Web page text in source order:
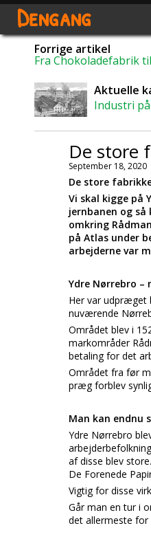
Dengang
Forrige artikel
Fra Chokoladefabrik
Aktuelle
Industri
De store
September 18, 2020
De store
Vi skal kigge på
jernbanen og
omkring
på Atlas under
arbejderne var
Ydre Nørrebro –
Her var udpræget
nuværende
Området blev i
markområder
betaling for det
Området fra før
præg forblev
Man kan endnu
Ydre Nørrebro
af disse blev
De Forenede
Vigtig for disse
Går man en tur i
det allermeste